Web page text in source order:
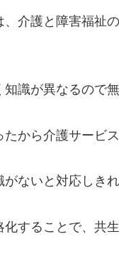
介護と障害福祉
識が異なるので
から介護サービ
ないと対応しきれ
することで、共